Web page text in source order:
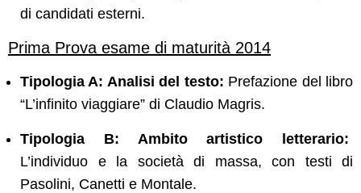
di candidati esterni.
Prima Prova esame di maturità 2014
Tipologia A: Analisi del testo: Prefazione del libro
“L’infinito viaggiare” di Claudio Magris.
Tipologia B: Ambito artistico letterario:
L’individuo e la società di massa, con testi di
Pasolini, Canetti e Montale.